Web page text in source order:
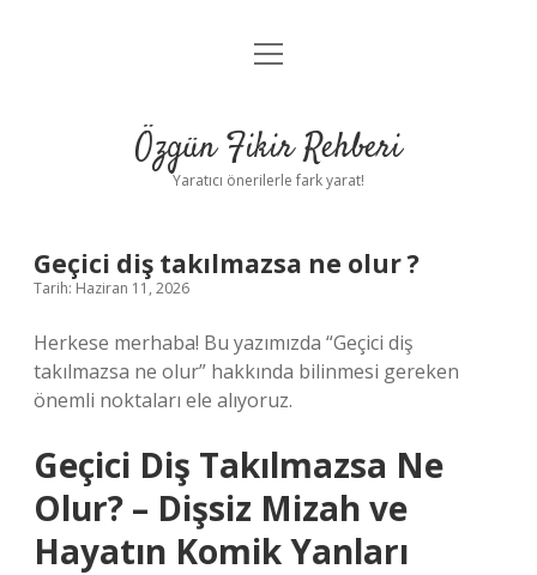
Gizlilik Politikası
Yasal Uyarı
menüyü
Özgün Fikir Rehberi
Yaratıcı önerilerle fark yarat!
Geçici diş takılmazsa ne olur ?
Tarih: Haziran 11, 2026
Herkese merhaba! Bu yazımızda “Geçici diş
takılmazsa ne olur” hakkında bilinmesi gereken
önemli noktaları ele alıyoruz.
Geçici Diş Takılmazsa Ne
Olur? – Dişsiz Mizah ve
Hayatın Komik Yanları